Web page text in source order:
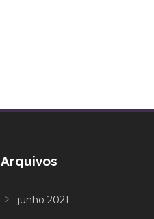
Arquivos
junho 2021